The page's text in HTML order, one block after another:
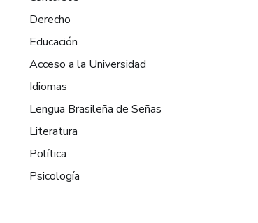
Derecho
Educación
Acceso a la Universidad
Idiomas
Lengua Brasileña de Señas
Literatura
Política
Psicología